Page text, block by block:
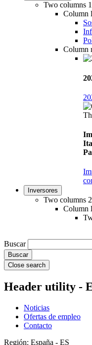
Two columns
Column
Column
Inversores
Two columns
Column
Buscar
Close search
Header utility -
Noticias
Ofertas de empleo
Contacto
Región: España - ES